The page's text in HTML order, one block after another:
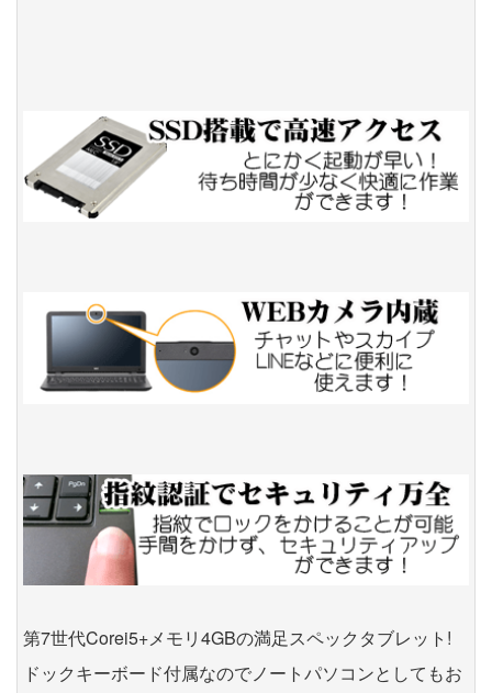
第7世代Corei5+メモリ4GBの満足スペックタブレット!
ドックキーボード付属なのでノートパソコンとしてもお